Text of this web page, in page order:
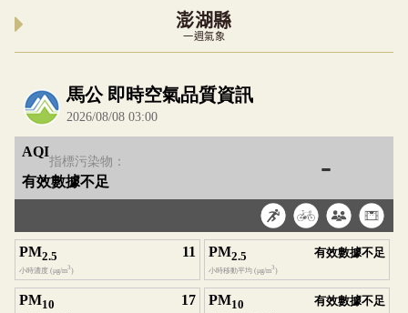
澎湖縣
一週氣象
內嵌空氣品質小工具為視覺預覽，完整即時空